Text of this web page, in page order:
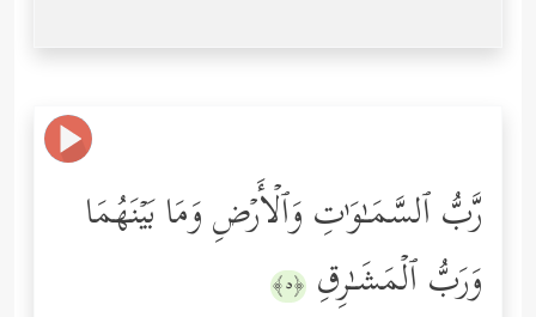
رَّبُّ ٱلسَّمَـٰوَ ٰ⁠تِ وَٱلۡأَرۡضِ وَمَا بَیۡنَهُمَا
وَرَبُّ ٱلۡمَشَـٰرِقِ ﴿٥﴾